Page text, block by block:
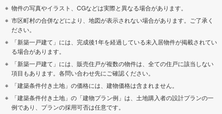
物件の写真やイラスト、CGなどは実際と異なる場合があります。
市区町村の合併などにより、地図が表示されない場合があります。ご了承く
ださい。
「新築一戸建て」には、完成後1年を経過している未入居物件が掲載されてい
る場合があります。
「新築一戸建て」には、販売住戸が複数の物件は、全ての住戸に該当しない
項目もあります。各問い合わせ先にご確認ください。
「建築条件付き土地」の価格には、建物価格は含まれません。
「建築条件付き土地」の「建物プラン例」は、土地購入者の設計プランの一
例であり、プランの採用可否は任意です。